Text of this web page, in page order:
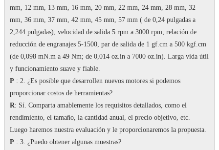
mm, 12 mm, 13 mm, 16 mm, 20 mm, 22 mm, 24 mm, 28 mm, 32
mm, 36 mm, 37 mm, 42 mm, 45 mm, 57 mm ( de 0,24 pulgadas a
2,244 pulgadas); velocidad de salida 5 rpm a 3000 rpm; relación de
reducción de engranajes 5-1500, par de salida de 1 gf.cm a 500 kgf.cm
(de 0,098 mN.m a 49 Nm; de 0,014 oz.in a 7000 oz.in). Larga vida útil
y funcionamiento suave y fiable.
P : 2. ¿Es posible que desarrollen nuevos motores si podemos
proporcionar costos de herramientas?
R: Sí. Comparta amablemente los requisitos detallados, como el
rendimiento, el tamaño, la cantidad anual, el precio objetivo, etc.
Luego haremos nuestra evaluación y le proporcionaremos la propuesta.
P : 3. ¿Puedo obtener algunas muestras?